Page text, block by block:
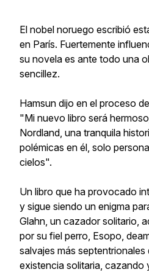
El nobel noruego escribió
en París. Fuertemente
su novela es ante todo una
sencillez.
Hamsun dijo en el proceso
"Mi nuevo libro será
Nordland, una tranquila
polémicas en él, solo
cielos".
Un libro que ha provocado
y sigue siendo un enigma
Glahn, un cazador solitario,
por su fiel perro, Esopo,
salvajes más
existencia solitaria, cazando